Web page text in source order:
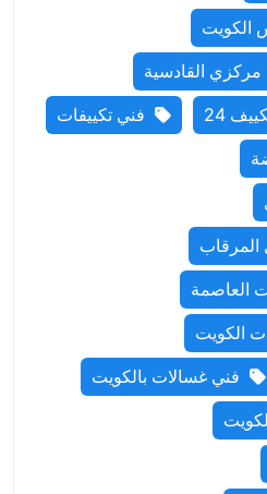
الكويت
القادسية
24
فني تكييفات
العاصمة
الكويت
فني غسالات بالكويت